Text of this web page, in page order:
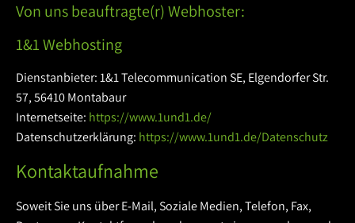
Von uns beauftragte(r) Webhoster:
1&1 Webhosting
Dienstanbieter: 1&1 Telecommunication SE, Elgendorfer Str.
57, 56410 Montabaur
Internetseite: https://www.1und1.de/
Datenschutzerklärung: https://www.1und1.de/Datenschutz
Kontaktaufnahme
Soweit Sie uns über E-Mail, Soziale Medien, Telefon, Fax,